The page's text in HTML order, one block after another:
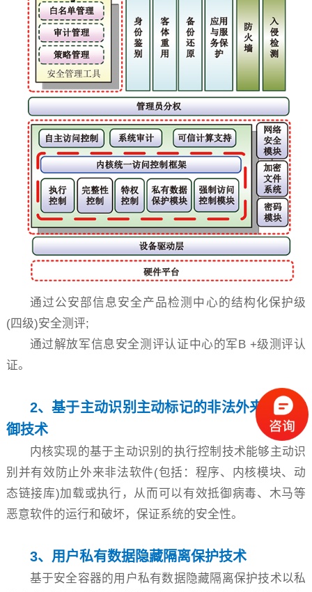
通过公安部信息安全产品检测中心的结构化保护级
(四级)安全测评;
通过解放军信息安全测评认证中心的军B +级测评认
证。
2、基于主动识别主动标记的非法外来软件防
御技术
内核实现的基于主动识别的执行控制技术能够主动识
别并有效防止外来非法软件(包括：程序、内核模块、动
态链接库)加载或执行，从而可以有效抵御病毒、木马等
恶意软件的运行和破坏，保证系统的安全性。
3、用户私有数据隐藏隔离保护技术
基于安全容器的用户私有数据隐藏隔离保护技术以私